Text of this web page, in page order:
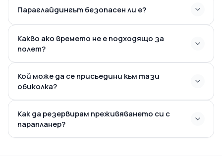
Парaглайдингът безопасен ли е?
Какво ако времето не е подходящо за
полет?
Кой може да се присъедини към тази
обиколка?
Как да резервирам преживяването си с
парапланер?